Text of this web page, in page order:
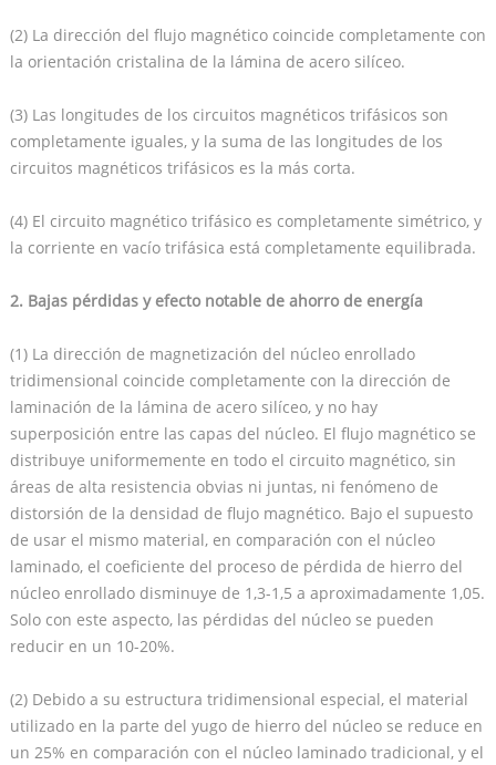
(2) La dirección del flujo magnético coincide completamente con
la orientación cristalina de la lámina de acero silíceo.
(3) Las longitudes de los circuitos magnéticos trifásicos son
completamente iguales, y la suma de las longitudes de los
circuitos magnéticos trifásicos es la más corta.
(4) El circuito magnético trifásico es completamente simétrico, y
la corriente en vacío trifásica está completamente equilibrada.
2. Bajas pérdidas y efecto notable de ahorro de energía
(1) La dirección de magnetización del núcleo enrollado
tridimensional coincide completamente con la dirección de
laminación de la lámina de acero silíceo, y no hay
superposición entre las capas del núcleo. El flujo magnético se
distribuye uniformemente en todo el circuito magnético, sin
áreas de alta resistencia obvias ni juntas, ni fenómeno de
distorsión de la densidad de flujo magnético. Bajo el supuesto
de usar el mismo material, en comparación con el núcleo
laminado, el coeficiente del proceso de pérdida de hierro del
núcleo enrollado disminuye de 1,3-1,5 a aproximadamente 1,05.
Solo con este aspecto, las pérdidas del núcleo se pueden
reducir en un 10-20%.
(2) Debido a su estructura tridimensional especial, el material
utilizado en la parte del yugo de hierro del núcleo se reduce en
un 25% en comparación con el núcleo laminado tradicional, y el